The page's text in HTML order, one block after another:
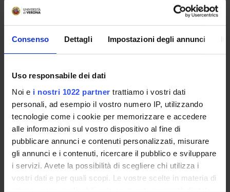
Consenso Dettagli Impostazioni degli annunci
Uso responsabile dei dati
Noi e i nostri 1022 partner trattiamo i vostri dati
personali, ad esempio il vostro numero IP, utilizzando
tecnologie come i cookie per memorizzare e accedere
alle informazioni sul vostro dispositivo al fine di
pubblicare annunci e contenuti personalizzati, misurare
gli annunci e i contenuti, ricercare il pubblico e sviluppare
i servizi. Avete la possibilità di scegliere chi utilizza i
vostri dati e per quali scopi. Le vostre scelte in materia di
privacy sono applicabili solo su questa proprietà digitale
OFFERTA FORMATIVA
SUPERIORE
Contatti
Persone
Luoghi
Calendario